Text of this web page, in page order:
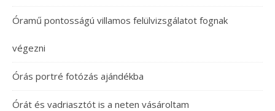
Óramű pontosságú villamos felülvizsgálatot fognak
végezni
Órás portré fotózás ajándékba
Órát és vadriasztót is a neten vásároltam